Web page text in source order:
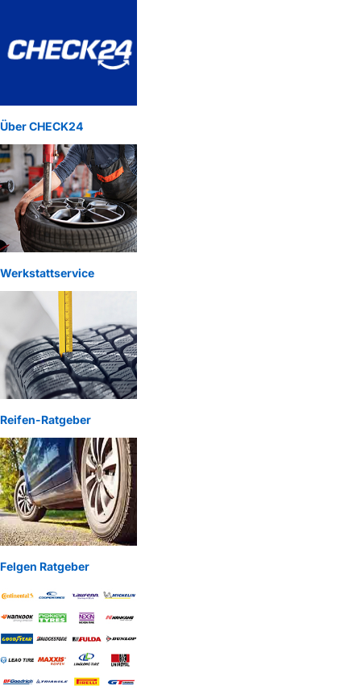
Über CHECK24
Werkstattservice
Reifen-Ratgeber
Felgen Ratgeber